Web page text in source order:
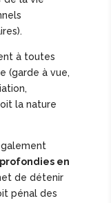
à toutes
(garde à vue,
la nature
en
de détenir
pénal des